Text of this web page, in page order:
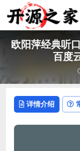
欧阳萍经典听
百度
详情介绍